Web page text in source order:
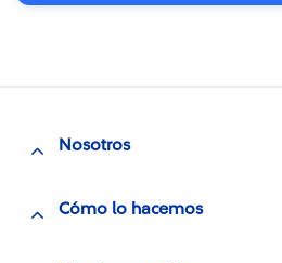
Nosotros
Cómo lo hacemos